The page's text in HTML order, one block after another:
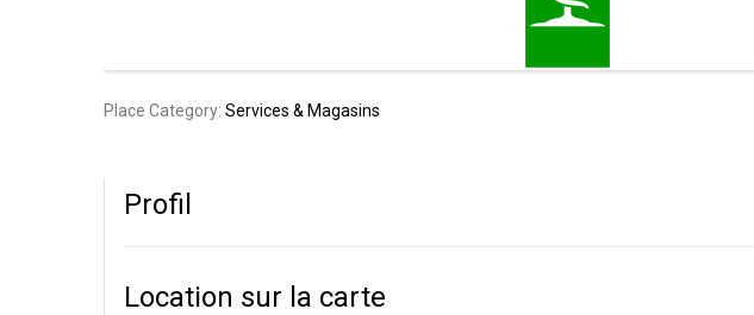
Place Category: Services & Magasins
Profil
Location sur la carte